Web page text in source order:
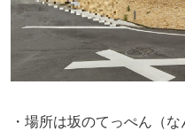
・場所は坂のてっぺん （